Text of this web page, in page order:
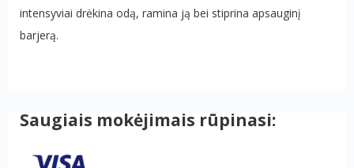
intensyviai drėkina odą, ramina ją bei stiprina apsauginį
barjerą.
Saugiais mokėjimais rūpinasi: